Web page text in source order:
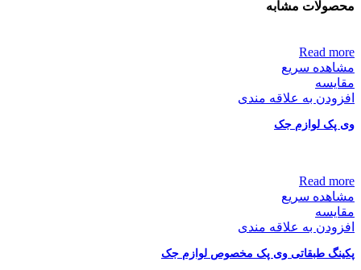
محصولات مشابه
Read more
مشاهده سریع
مقایسه
افزودن به علاقه مندی
وی پک لوازم جک
Read more
مشاهده سریع
مقایسه
افزودن به علاقه مندی
پکینگ طبقاتی وی پک مخصوص لوازم جک